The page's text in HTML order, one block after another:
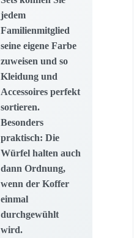
jedem
Familienmitglied
seine eigene Farbe
zuweisen und so
Kleidung und
Accessoires perfekt
sortieren.
Besonders
praktisch: Die
Würfel halten auch
dann Ordnung,
wenn der Koffer
einmal
durchgewühlt
wird.